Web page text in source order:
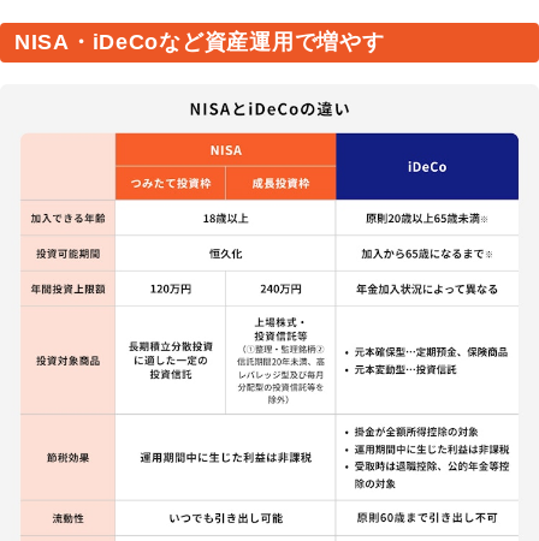
NISA・iDeCoなど資産運用で増やす